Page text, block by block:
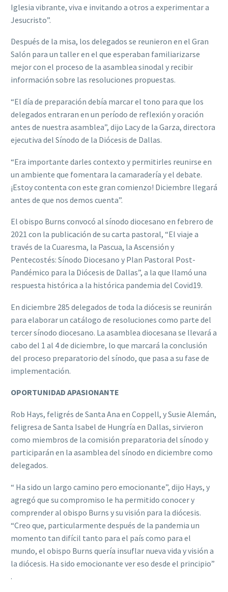
Iglesia vibrante, viva e invitando a otros a experimentar a
Jesucristo”.
Después de la misa, los delegados se reunieron en el Gran
Salón para un taller en el que esperaban familiarizarse
mejor con el proceso de la asamblea sinodal y recibir
información sobre las resoluciones propuestas.
“El día de preparación debía marcar el tono para que los
delegados entraran en un período de reflexión y oración
antes de nuestra asamblea”, dijo Lacy de la Garza, directora
ejecutiva del Sínodo de la Diócesis de Dallas.
“Era importante darles contexto y permitirles reunirse en
un ambiente que fomentara la camaradería y el debate.
¡Estoy contenta con este gran comienzo! Diciembre llegará
antes de que nos demos cuenta”.
El obispo Burns convocó al sínodo diocesano en febrero de
2021 con la publicación de su carta pastoral, “El viaje a
través de la Cuaresma, la Pascua, la Ascensión y
Pentecostés: Sínodo Diocesano y Plan Pastoral Post-
Pandémico para la Diócesis de Dallas”, a la que llamó una
respuesta histórica a la histórica pandemia del Covid19.
En diciembre 285 delegados de toda la diócesis se reunirán
para elaborar un catálogo de resoluciones como parte del
tercer sínodo diocesano. La asamblea diocesana se llevará a
cabo del 1 al 4 de diciembre, lo que marcará la conclusión
del proceso preparatorio del sínodo, que pasa a su fase de
implementación.
OPORTUNIDAD APASIONANTE
Rob Hays, feligrés de Santa Ana en Coppell, y Susie Alemán,
feligresa de Santa Isabel de Hungría en Dallas, sirvieron
como miembros de la comisión preparatoria del sínodo y
participarán en la asamblea del sínodo en diciembre como
delegados.
“ Ha sido un largo camino pero emocionante”, dijo Hays, y
agregó que su compromiso le ha permitido conocer y
comprender al obispo Burns y su visión para la diócesis.
“Creo que, particularmente después de la pandemia un
momento tan difícil tanto para el país como para el
mundo, el obispo Burns quería insuflar nueva vida y visión a
la diócesis. Ha sido emocionante ver eso desde el principio”
.